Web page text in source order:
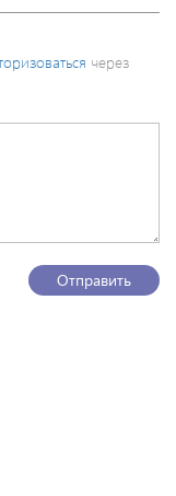
через
Отправить